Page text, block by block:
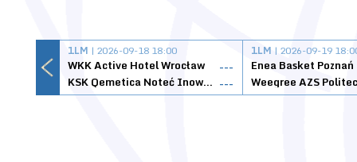
1LM | 2026-09-18 18:00
WKK Active Hotel Wrocław
---
KSK Qemetica Noteć Inowrocław ---
1LM | 2026-09-19
Enea Basket Poznań